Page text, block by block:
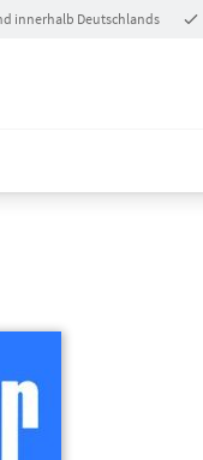
innerhalb Deutschlands